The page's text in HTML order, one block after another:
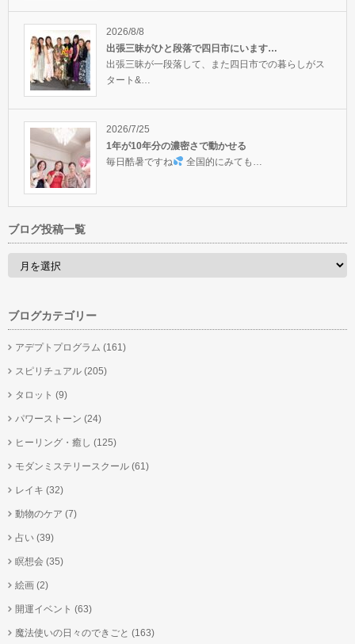
2026/8/8
出張三昧がひと段落で四日市にいます…
出張三昧が一段落して、また四日市での暮らしがス
タート&…
2026/7/25
1年が10年分の濃密さで動かせる
毎日酷暑ですね
全国的にみても…
ブログ投稿一覧
ブログカテゴリー
アデプトプログラム (161)
スピリチュアル (205)
タロット (9)
パワーストーン (24)
ヒーリング・癒し (125)
モダンミステリースクール (61)
レイキ (32)
動物のケア (7)
占い (39)
瞑想会 (35)
絵画 (2)
開運イベント (63)
魔法使いの日々のできごと (163)